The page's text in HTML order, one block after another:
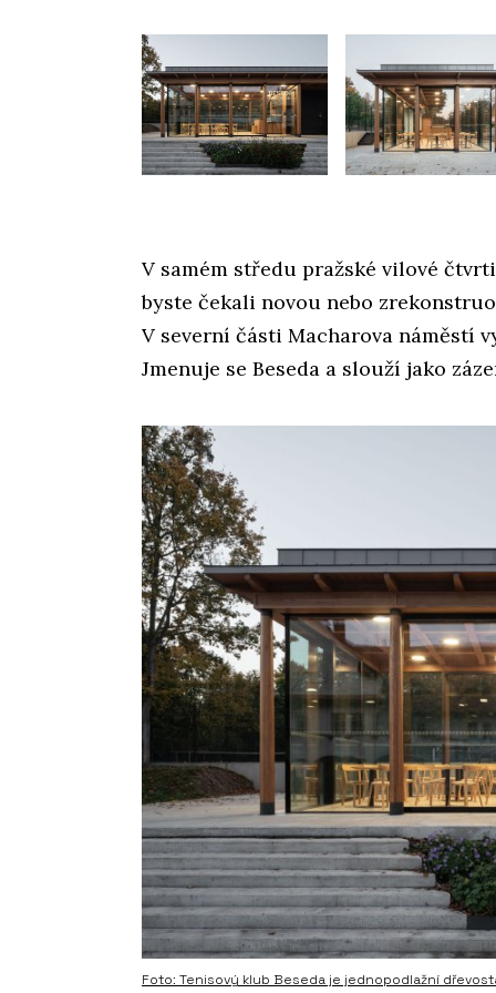
V samém středu pražské vilové
byste čekali novou nebo
V severní části Macharova náměstí
Jmenuje se Beseda a slouží jako
Foto: Tenisový klub Beseda je jednopodlažní